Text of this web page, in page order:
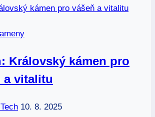
negativní
Královský kámen pro
a vitalitu
10. 8. 2025